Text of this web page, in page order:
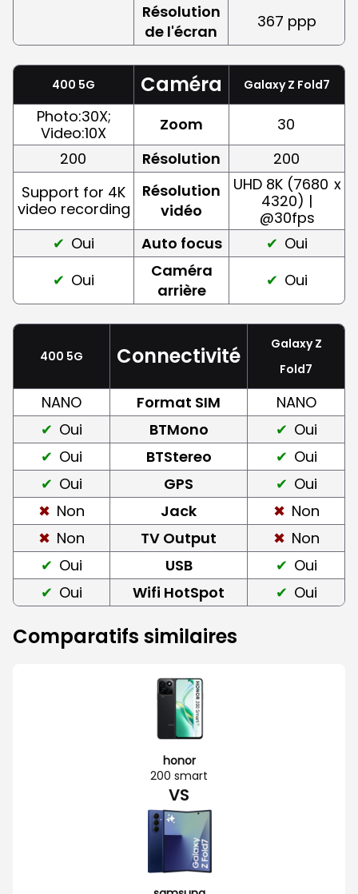
Résolution
de l'écran
367 ppp
400 5G Caméra Galaxy Z Fold7
Photo:30X;
Video:10X
Zoom
30
200
Résolution
200
Support for 4K
video recording
Résolution
vidéo
UHD 8K (7680 x
4320) |
@30fps
Oui
Auto focus
Oui
Oui
Caméra
arrière
Oui
400 5G Connectivité
Galaxy Z
Fold7
NANO Format SIM
NANO
Oui
BTMono
Oui
Oui
BTStereo
Oui
Oui
GPS
Oui
Non
Jack
Non
Non
TV Output
Non
Oui
USB
Oui
Oui
Wifi HotSpot Oui
Comparatifs similaires
honor
200 smart
VS